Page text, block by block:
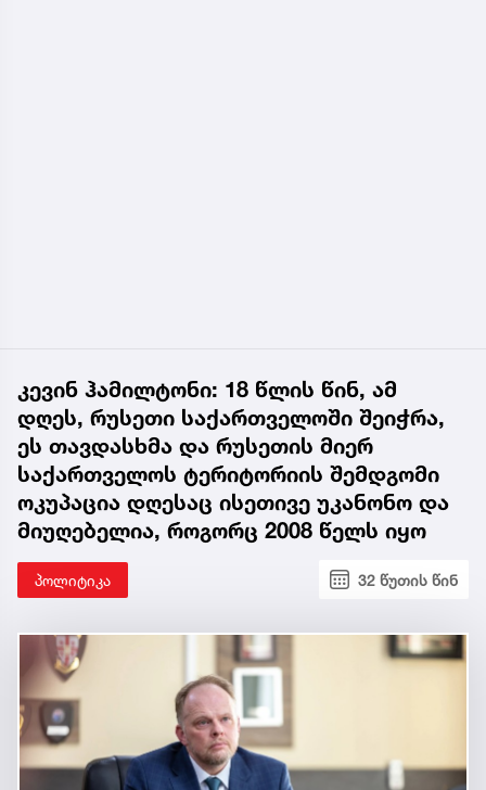
კევინ ჰამილტონი: 18 წლის წინ, ამ
დღეს, რუსეთი საქართველოში შეიჭრა,
ეს თავდასხმა და რუსეთის მიერ
საქართველოს ტერიტორიის შემდგომი
ოკუპაცია დღესაც ისეთივე უკანონო და
მიუღებელია, როგორც 2008 წელს იყო
პოლიტიკა 32 წუთის წინ